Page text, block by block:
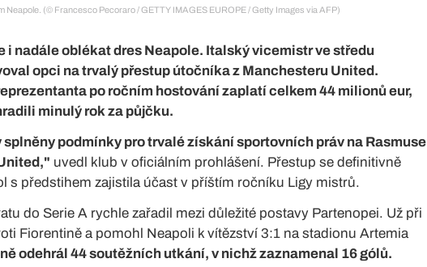
Neapole. (© Francesco Pecoraro / GETTY IMAGES EUROPE / Getty Images via AFP)
i nadále oblékat dres Neapole. Italský vicemistr ve středu
opci na trvalý přestup útočníka z Manchesteru United.
po ročním hostování zaplatí celkem 44 milionů eur,
minulý rok za půjčku.
splněny podmínky pro trvalé získání sportovních práv na Rasmuse
uvedl klub v oficiálním prohlášení. Přestup se definitivně
s předstihem zajistila účast v příštím ročníku Ligy mistrů.
do Serie A rychle zařadil mezi důležité postavy Partenopei. Už při
Fiorentině a pomohl Neapoli k vítězství 3:1 na stadionu Artemia
odehrál 44 soutěžních utkání, v nichž zaznamenal 16 gólů.